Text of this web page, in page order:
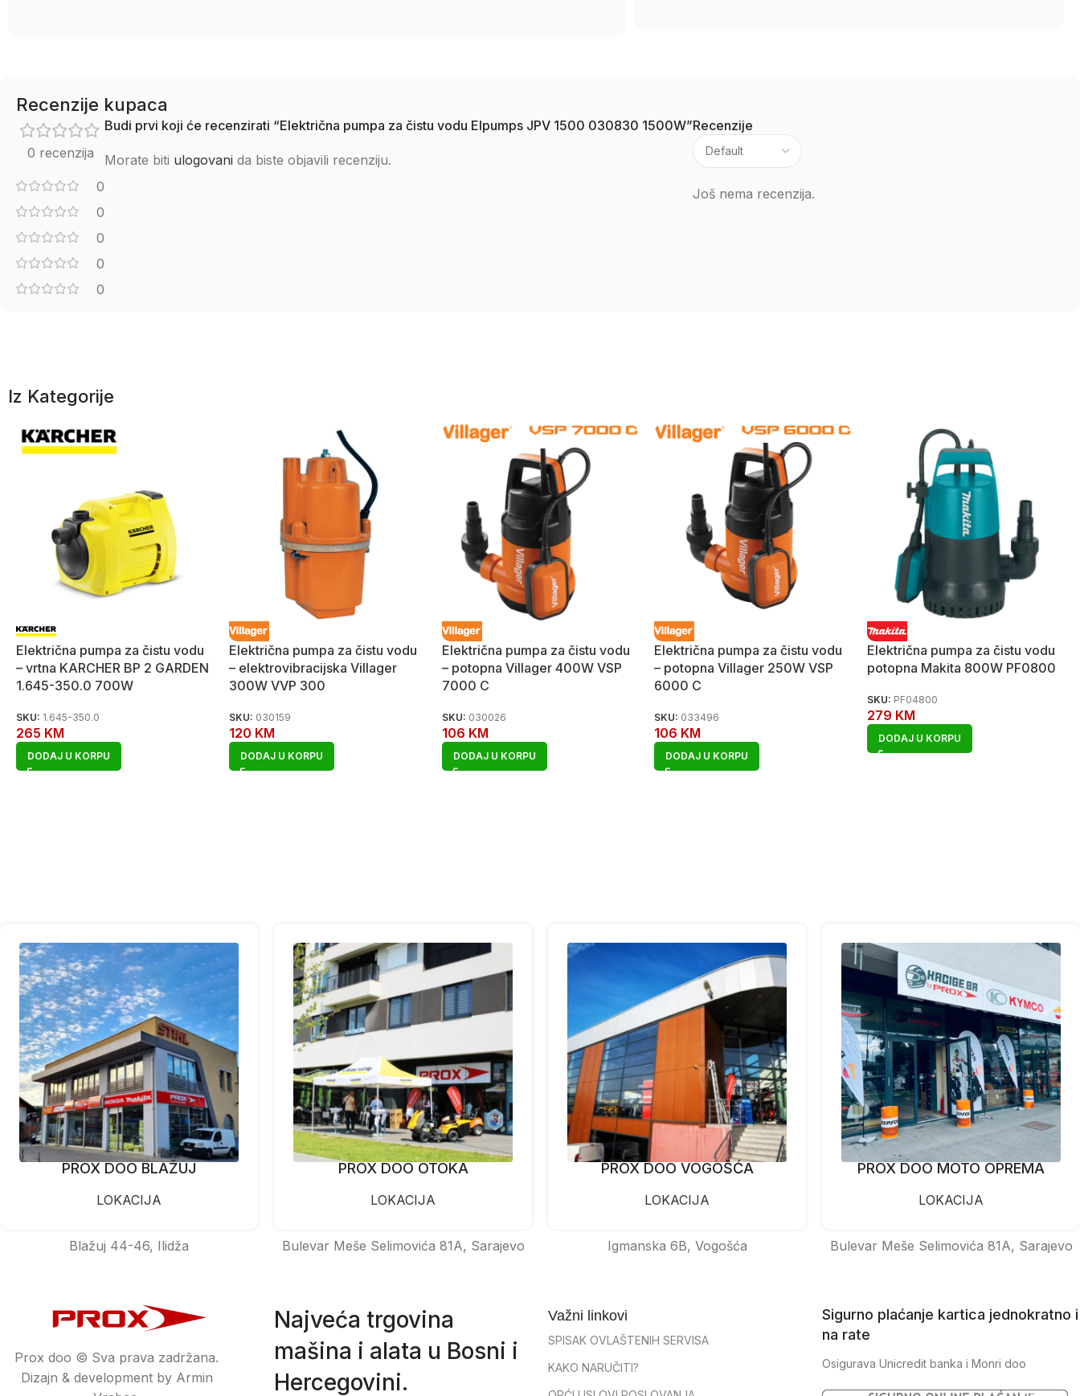
Recenzije kupaca
0 recenzija
0
0
0
0
0
Recenzije
Još nema recenzija.
Budi prvi koji će recenzirati “Električna pumpa za čistu vodu Elpumps JPV 1500 030830 1500W”
Morate biti ulogovani da biste objavili recenziju.
Iz Kategorije
Električna pumpa za čistu vodu
– vrtna KARCHER BP 2 GARDEN
1.645-350.0 700W
SKU: 1.645-350.0
265 KM
DODAJ U KORPU
Električna pumpa za čistu vodu
– elektrovibracijska Villager
300W VVP 300
SKU: 030159
120 KM
DODAJ U KORPU
Električna pumpa za čistu vodu
– potopna Villager 400W VSP
7000 C
SKU: 030026
106 KM
DODAJ U KORPU
Električna pumpa za čistu vodu
– potopna Villager 250W VSP
6000 C
SKU: 033496
106 KM
DODAJ U KORPU
Električna pumpa za čistu vodu
potopna Makita 800W PF0800
SKU: PF04800
279 KM
DODAJ U KORPU
PROX DOO BLAŽUJ
LOKACIJA
Blažuj 44-46, Ilidža
PROX DOO OTOKA
LOKACIJA
Bulevar Meše Selimovića 81A, Sarajevo
PROX DOO VOGOŠĆA
LOKACIJA
Igmanska 6B, Vogošća
PROX DOO MOTO OPREMA
LOKACIJA
Bulevar Meše Selimovića 81A, Sarajevo
Prox doo © Sva prava zadržana.
Dizajn & development by Armin
Najveća trgovina
mašina i alata u Bosni i
Hercegovini.
Važni linkovi
SPISAK OVLAŠTENIH SERVISA
KAKO NARUČITI?
Sigurno plaćanje kartica jednokratno i
na rate
Osigurava Unicredit banka i Monri doo